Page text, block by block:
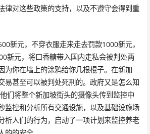
律对这些政策的支持，以及不遵守会得到重
新元，不穿衣服走来走去罚款1000新元，
新元，将口香糖带入国内走私会被判处两
为你在墙上的涂鸦给你几根棍子。在新加
易甚至可以被判处死刑的。政府又是怎么知
们将整个新加坡街头的摄像头传到监控中
监控和分析所有交通设施，以及基础设施场
析人们的行为，启动了一项计划来监控养老